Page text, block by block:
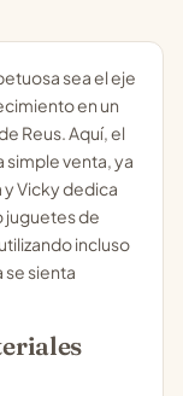
sea el eje
en un
Reus. Aquí, el
simple venta, ya
Vicky dedica
juguetes de
incluso
se sienta